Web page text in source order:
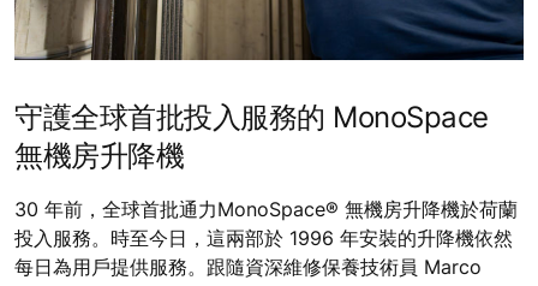
守護全球首批投入服務的 MonoSpace
無機房升降機
30 年前，全球首批通力MonoSpace® 無機房升降機於荷蘭
投入服務。時至今日，這兩部於 1996 年安裝的升降機依然
每日為用戶提供服務。跟隨資深維修保養技術員 Marco